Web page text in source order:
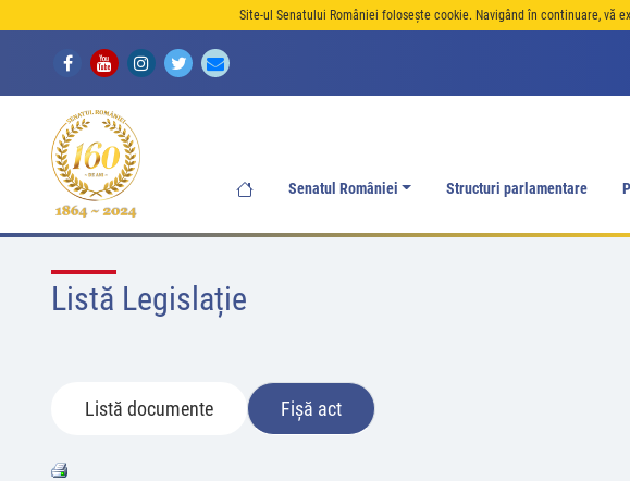
Site-ul Senatului României folosește cookie. Navigând în continuare, vă
Senatul României Structuri parlamentare
Listă Legislație
Listă documente Fișă act